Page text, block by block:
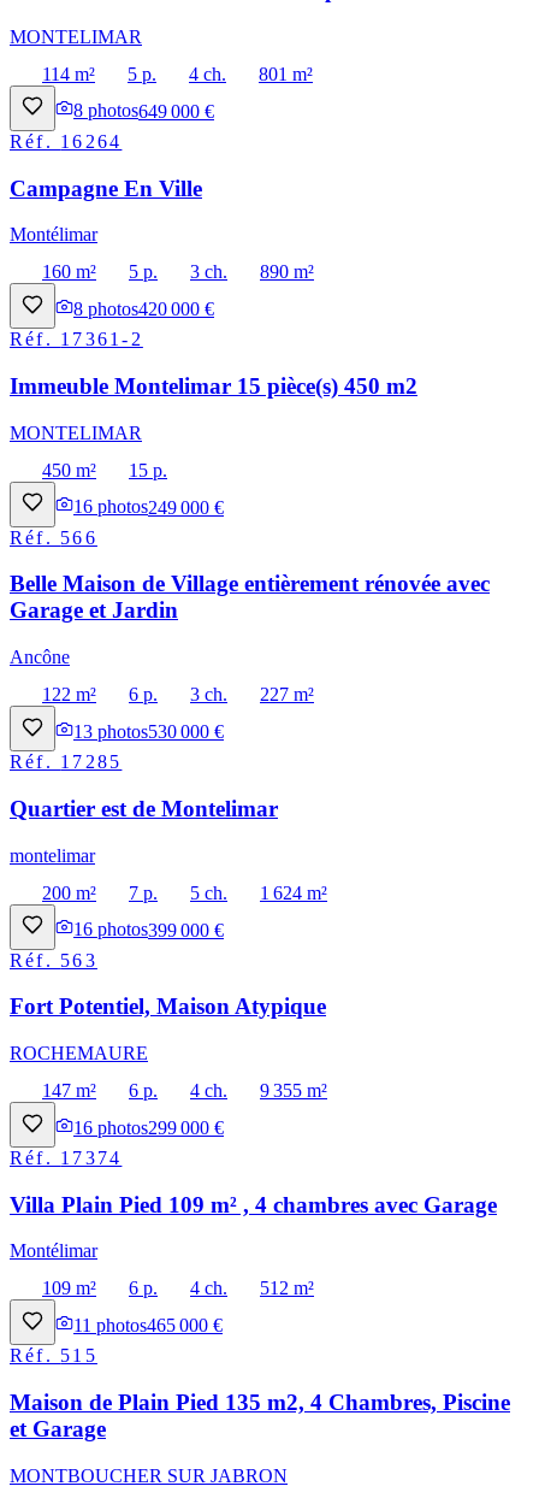
MONTELIMAR
114 m²
5 p. 4 ch.
801 m²
8 photos649 000 €
Réf. 16264
Campagne En Ville
Montélimar
160 m²
5 p. 3 ch.
890 m²
8 photos420 000 €
Réf. 17361-2
Immeuble Montelimar 15 pièce(s) 450 m2
MONTELIMAR
450 m²
15 p.
16 photos249 000 €
Réf. 566
Belle Maison de Village entièrement rénovée avec
Garage et Jardin
Ancône
122 m²
6 p. 3 ch.
227 m²
13 photos530 000 €
Réf. 17285
Quartier est de Montelimar
montelimar
200 m²
7 p. 5 ch.
1 624 m²
16 photos399 000 €
Réf. 563
Fort Potentiel, Maison Atypique
ROCHEMAURE
147 m²
6 p. 4 ch.
9 355 m²
16 photos299 000 €
Réf. 17374
Villa Plain Pied 109 m² , 4 chambres avec Garage
Montélimar
109 m²
6 p. 4 ch.
512 m²
11 photos465 000 €
Réf. 515
Maison de Plain Pied 135 m2, 4 Chambres, Piscine
et Garage
MONTBOUCHER SUR JABRON